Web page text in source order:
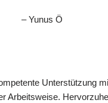
– Yunus Ö
Unterstützung
Arbeitsweise.